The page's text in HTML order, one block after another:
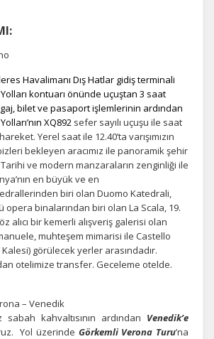
Havalimanı Dış Hatlar gidiş terminali
kontuarı önünde uçuştan 3 saat
bilet ve pasaport işlemlerinin ardından
XQ892 sefer sayılı uçuşu ile saat
Yerel saat ile 12.40’ta varışımızın
bekleyen aracımız ile panoramik şehir
Tarihi ve modern manzaraların zenginliği ile
en büyük ve en
biri olan Duomo Katedrali,
opera binalarından biri olan La Scala, 19.
alıcı bir kemerli alışveriş galerisi olan
muhteşem mimarisi ile Castello
görülecek yerler arasındadır.
otelimize transfer. Geceleme otelde.
– Venedik
sabah kahvaltısının ardından Venedik’e
Yol üzerinde Görkemli Verona Turu’na